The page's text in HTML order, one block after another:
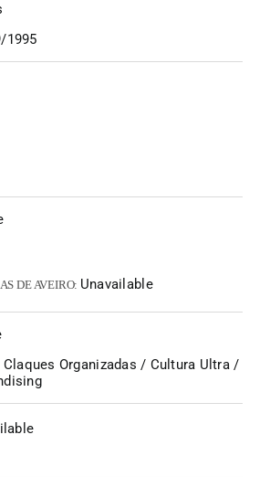
1995
DE AVEIRO: Unavailable
Claques Organizadas / Cultura Ultra /